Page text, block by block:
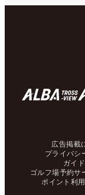
広告掲載
プライバシ
ガイ
ゴルフ場予約サ
ポイント利